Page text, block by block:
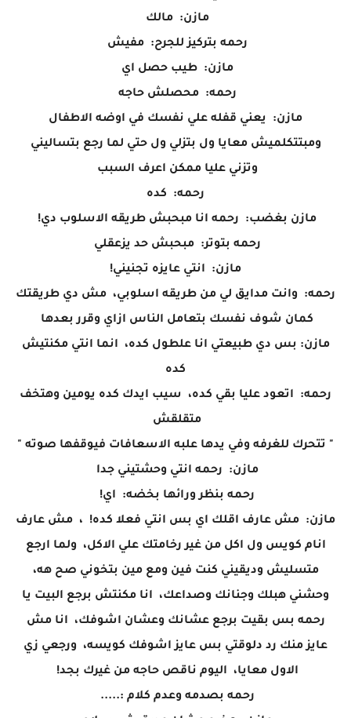
مازن: مالك
رحمه بتركيز للجرح: مفيش
مازن: طيب حصل اي
رحمه: محصلش حاجه
مازن: يعني قفله علي نفسك في اوضه الاطفال
ومبتتكلميش معايا ول بتزلي ول حتي لما رجع بتساليني
وتزني عليا ممكن اعرف السبب
رحمه: كده
مازن بغضب: رحمه انا مبحبش طريقه الاسلوب دي!
رحمه بتوتر: مبحبش حد يزعقلي
مازن: انتي عايزه تجنيني!
رحمه: وانت مدايق لي من طريقه اسلوبي، مش دي طريقتك
كمان شوف نفسك بتعامل الناس ازاي وقرر بعدها
مازن: بس دي طبيعتي انا علطول كده، انما انتي مكنتيش
كده
رحمه: اتعود عليا بقي كده، سيب ايدك كده يومين وهتخف
متقلقش
" تتحرك للغرفه وفي يدها علبه الاسعافات فيوقفها صوته "
مازن: رحمه انتي وحشتيني جدا
رحمه بنظر ورائها بخضه: اي!
مازن: مش عارف اقلك اي بس انتي فعلا كده! ، مش عارف
انام كويس ول اكل من غير رخامتك علي الاكل، ولما ارجع
متسليش وديقيني كنت فين ومع مين بتخوني صح هه،
وحشني هبلك وجنانك وصداعك، انا مكنتش برجع البيت يا
رحمه بس بقيت برجع عشانك وعشان اشوفك، انا مش
عايز منك رد دلوقتي بس عايز اشوفك كويسه، ورجعي زي
الاول معايا، اليوم ناقص حاجه من غيرك بجد!
رحمه بصدمه وعدم كلام :.....